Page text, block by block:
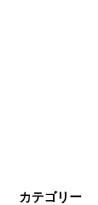
カテゴリー